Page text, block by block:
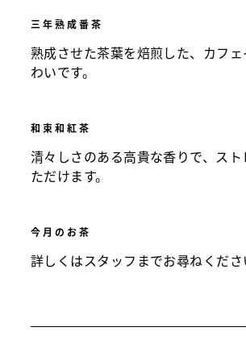
三年熟成番茶
熟成させた茶葉を焙煎した、カフ
わいです。
和束和紅茶
清々しさのある高貴な香りで、ス
ただけます。
今月のお茶
詳しくはスタッフまでお尋ねくださ